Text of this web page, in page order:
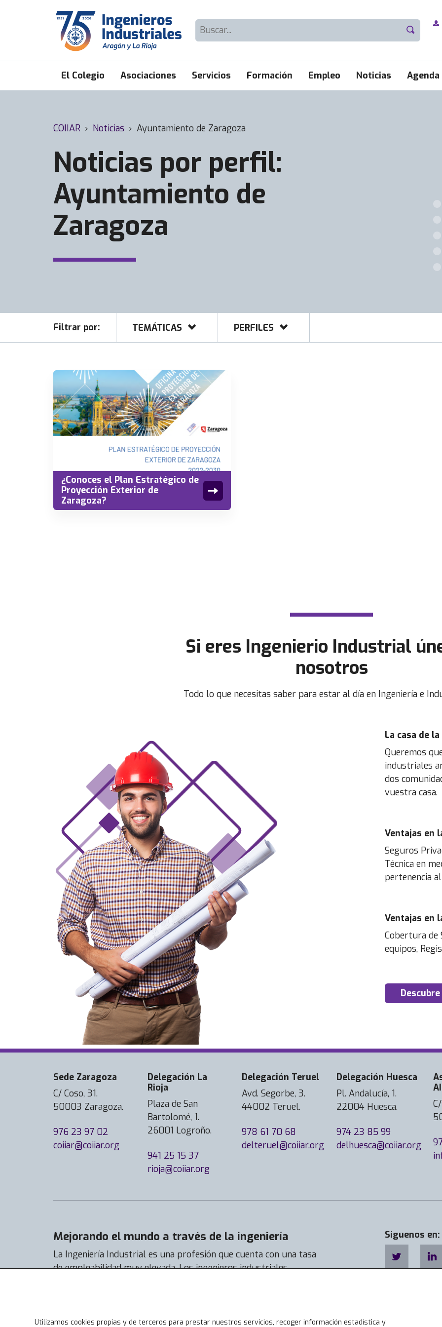
Buscar:
El Colegio Asociaciones Servicios Formación Empleo Noticias Agenda
COIIAR › Noticias › Ayuntamiento de Zaragoza
Noticias por perfil:
Ayuntamiento de
Zaragoza
Filtrar por: TEMÁTICAS PERFILES
¿Conoces el Plan Estratégico de
Proyección Exterior de
Zaragoza?
Si eres Ingenierio Industrial
nosotros
Todo lo que necesitas saber para estar al día en Ingeniería e
La casa de
Queremos
industriales
dos
vuestra casa.
Ventajas en
Seguros
Técnica en
pertenencia
Ventajas en
Cobertura de
equipos,
Sede Zaragoza
C/ Coso, 31.
50003 Zaragoza.
976 23 97 02
coiiar@coiiar.org
Delegación La
Rioja
Plaza de San
Bartolomé, 1.
26001 Logroño.
941 25 15 37
rioja@coiiar.org
Delegación Teruel
Avd. Segorbe, 3.
44002 Teruel.
978 61 70 68
delteruel@coiiar.org
Delegación Huesca
Pl. Andalucía, 1.
22004 Huesca.
974 23 85 99
delhuesca@coiiar.org
Mejorando el mundo a través de la ingeniería
La Ingeniería Industrial es una profesión que cuenta con una tasa
de empleabilidad muy elevada. Los ingenieros industriales
Síguenos en:
Utilizamos cookies propias y de terceros para prestar nuestros servicios, recoger información estadística y